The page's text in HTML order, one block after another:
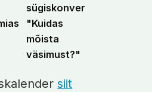
sügiskonverents
"Kuidas
mõista
väsimust?"
siit